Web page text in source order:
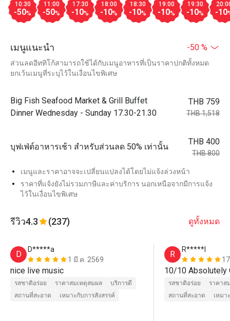
10:30
-50%
11:00
-50%
17:30
-10%
18:00
-10%
18:30
-10%
19:00
-10%
19:30
-10% -10
เมนูแนะนำ -50 %
ส่วนลดอีททิโก้สามารถใช้ได้กับเมนูอาหารที่เป็นราคาปกติทั้งหมด
ยกเว้นเมนูที่ระบุไว้ในเงื่อนไขพิเศษ
Big Fish Seafood Market & Grill Buffet
Dinner Wednesday - Sunday 17.30-21.30
THB 759
THB 1,518
บุฟเฟ่ต์อาหารเช้า สำหรับส่วนลด 50% เท่านั้น
THB 400
THB 800
เมนูและราคาอาจจะเปลี่ยนแปลงได้โดยไม่แจ้งล่วงหน้า
ราคาที่แจ้งยังไม่รวมภาษีและค่าบริการ นอกเหนือจากมีการแจ้ง
ไว้ในเงื่อนไขพิเศษ
รีวิว4.3 (237) ดูทั้งหมด
D
D*****a
1 มี.ค. 2569
nice live music
รสชาติอร่อย ราคาสมเหตุสมผล
บริการดี
สถานที่สะอาด
เหมาะกับการสังสรรค์
R
R*****l
รสชาติอร่อย
ราคาส
สถานที่สะอาด
เหมา